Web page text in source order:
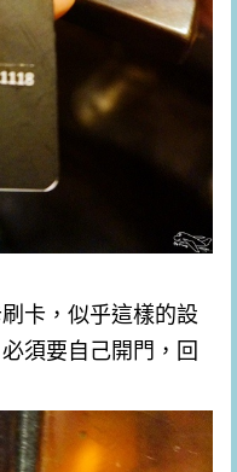
卡，似乎這樣的設
須要自己開門，回